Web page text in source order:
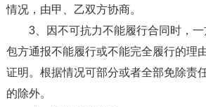
情况，由甲、乙双方协商。
3、因不可抗力不能履行合同时，
包方通报不能履行或不能完全履行的理
证明。根据情况可部分或者全部免除责
的除外。